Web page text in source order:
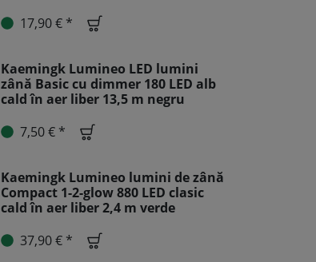
17,90 € *
Kaemingk Lumineo LED lumini
zână Basic cu dimmer 180 LED alb
cald în aer liber 13,5 m negru
7,50 € *
Kaemingk Lumineo lumini de zână
Compact 1-2-glow 880 LED clasic
cald în aer liber 2,4 m verde
37,90 € *